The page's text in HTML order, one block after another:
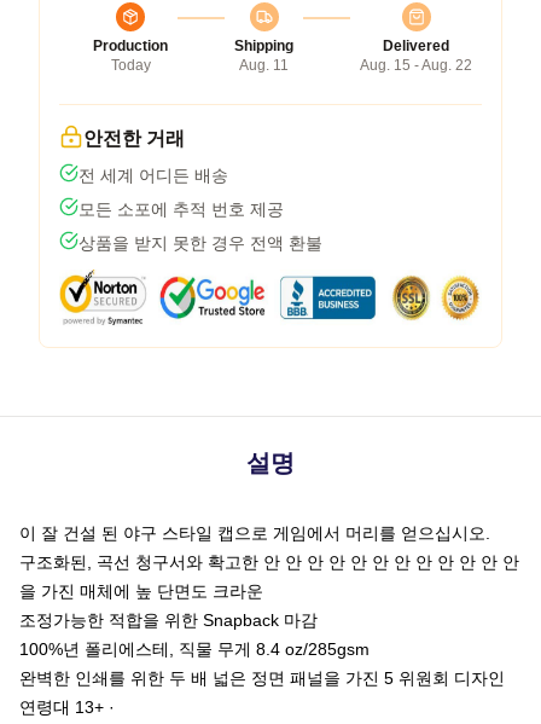
Production
Today
Shipping
Aug. 11
Delivered
Aug. 15 - Aug. 22
안전한 거래
전 세계 어디든 배송
모든 소포에 추적 번호 제공
상품을 받지 못한 경우 전액 환불
설명
이 잘 건설 된 야구 스타일 캡으로 게임에서 머리를 얻으십시오.
구조화된, 곡선 청구서와 확고한 안 안 안 안 안 안 안 안 안 안 안 안
을 가진 매체에 높 단면도 크라운
조정가능한 적합을 위한 Snapback 마감
100%년 폴리에스테, 직물 무게 8.4 oz/285gsm
완벽한 인쇄를 위한 두 배 넓은 정면 패널을 가진 5 위원회 디자인
연령대 13+ ·